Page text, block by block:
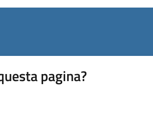
pagina?